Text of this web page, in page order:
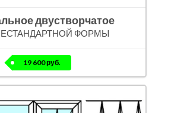
двустворчатое
ФОРМЫ
19 600 руб.